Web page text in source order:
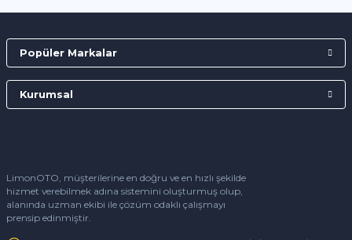
LimonOTO, müşterilerine en doğru ve en hızlı şekilde
hizmet verebilmek adına sistemini oluşturmuş olup,
alanında uzman ekibi ile çözüm odaklı çalışmayı
prensip edinmiştir.
Popüler Markalar
Kurumsal